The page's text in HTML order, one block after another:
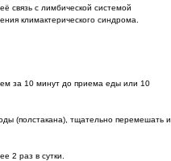
связь с лимбической системой
климактерического синдрома.
за 10 минут до приема еды или 10
(полстакана), тщательно перемешать и
2 раз в сутки.